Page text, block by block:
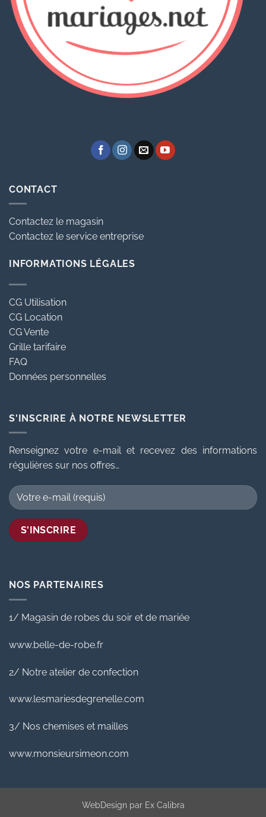
CONTACT
Contactez le magasin
Contactez le service entreprise
INFORMATIONS LÉGALES
CG Utilisation
CG Location
CG Vente
Grille tarifaire
FAQ
Données personnelles
S'INSCRIRE À NOTRE NEWSLETTER
Renseignez votre e-mail et recevez des informations
régulières sur nos offres…
NOS PARTENAIRES
1/ Magasin de robes du soir et de mariée
www.belle-de-robe.fr
2/ Notre atelier de confection
www.lesmariesdegrenelle.com
3/ Nos chemises et mailles
www.monsieursimeon.com
WebDesign par Ex Calibra